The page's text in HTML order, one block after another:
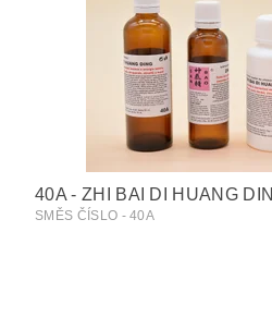
40A - ZHI BAI DI HUANG
SMĚS ČÍSLO - 40A